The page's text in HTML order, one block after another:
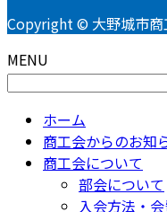
Copyright © 大野城市商
MENU
検
ホーム
商工会からのお知
商工会について
部会について
入会方法・